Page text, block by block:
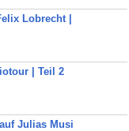
Lobrecht |
| Teil 2
Julias Musi